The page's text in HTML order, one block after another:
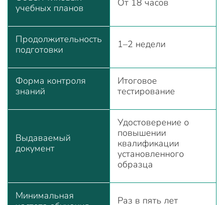
учебных планов
От 18 часов
Продолжительность
подготовки
1–2 недели
Форма контроля
знаний
Итоговое
тестирование
Выдаваемый
документ
Удостоверение о
повышении
квалификации
установленного
образца
Минимальная
Раз в пять лет